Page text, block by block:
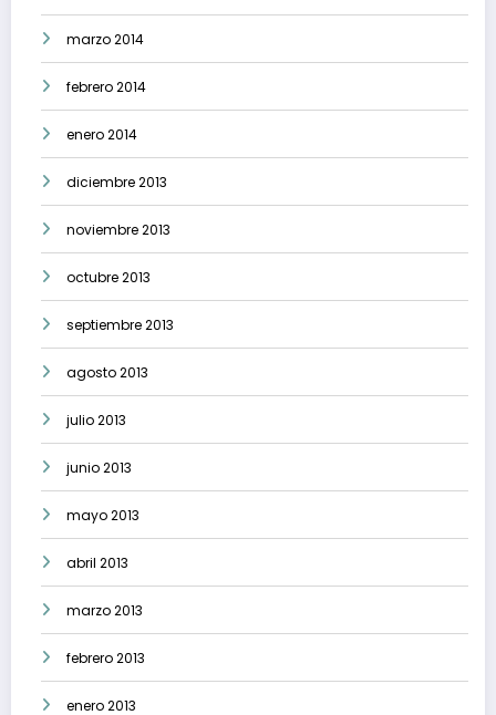
marzo 2014
febrero 2014
enero 2014
diciembre 2013
noviembre 2013
octubre 2013
septiembre 2013
agosto 2013
julio 2013
junio 2013
mayo 2013
abril 2013
marzo 2013
febrero 2013
enero 2013